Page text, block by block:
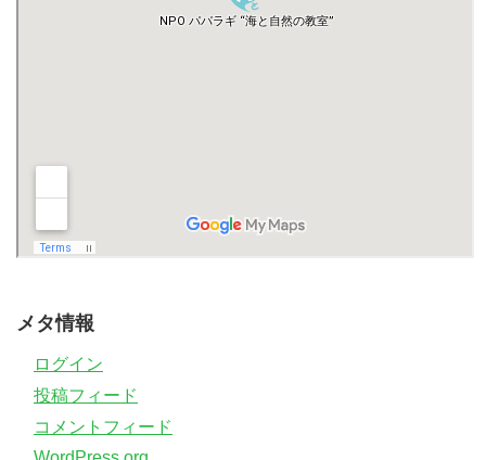
メタ情報
ログイン
投稿フィード
コメントフィード